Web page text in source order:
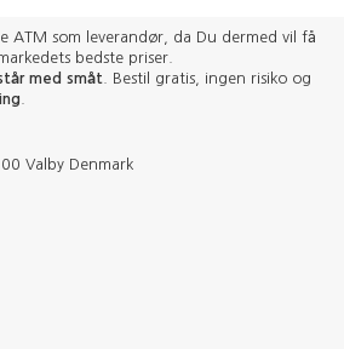
ATM som leverandør, da Du dermed vil få
bedste priser.
med småt . Bestil gratis, ingen risiko og
Valby Denmark